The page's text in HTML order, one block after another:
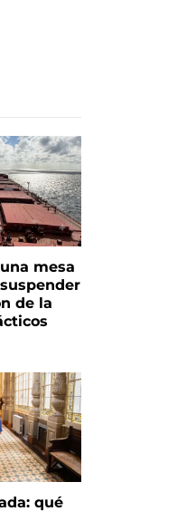
mesa
de la
qué